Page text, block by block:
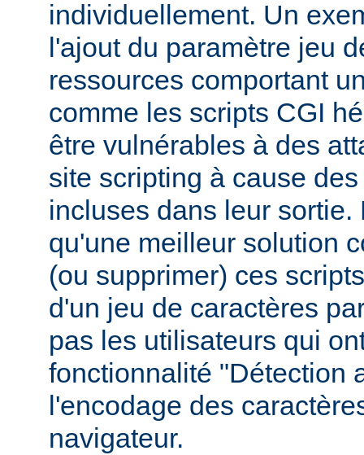
individuellement. Un
l'ajout du paramètre jeu
ressources comportant
comme les scripts CGI
être vulnérables à des
site scripting à cause
incluses dans leur sortie.
qu'une meilleur solution
(ou supprimer) ces
d'un jeu de caractères
pas les utilisateurs qui
fonctionnalité "Détection
l'encodage des
navigateur.